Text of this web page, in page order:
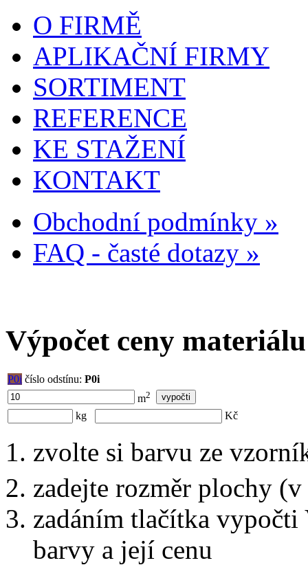
O FIRMĚ
APLIKAČNÍ FIRMY
SORTIMENT
REFERENCE
KE STAŽENÍ
KONTAKT
Obchodní podmínky »
FAQ - časté dotazy »
Výpočet ceny materiálu
P0i číslo odstínu: P0i
m2
kg Kč
zvolte si barvu ze
zadejte rozměr plochy (v
zadáním tlačítka vypočti
barvy a její cenu